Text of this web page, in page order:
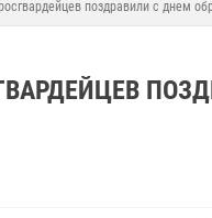
поздравили с днем